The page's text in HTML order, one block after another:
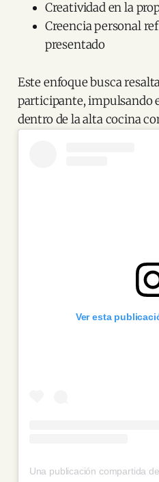
Creatividad en la
Creencia personal
presentado
Este enfoque busca
participante, impulsando
dentro de la alta cocina
Ver esta